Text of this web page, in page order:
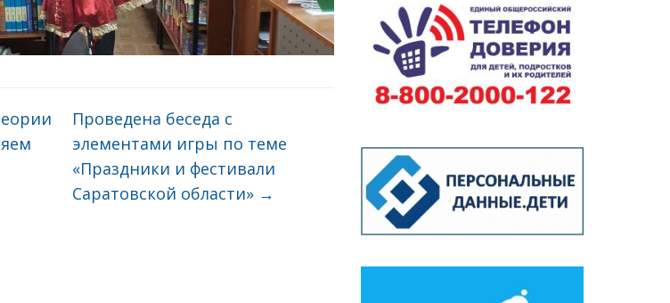
Проведена беседа с
элементами игры по теме
«Праздники и фестивали
Саратовской области» →